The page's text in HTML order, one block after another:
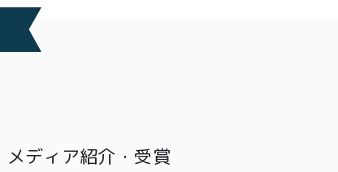
メディア紹介・受賞